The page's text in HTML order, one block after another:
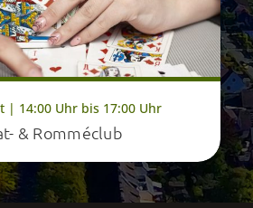
| 14:00 Uhr bis 17:00 Uhr
& Romméclub